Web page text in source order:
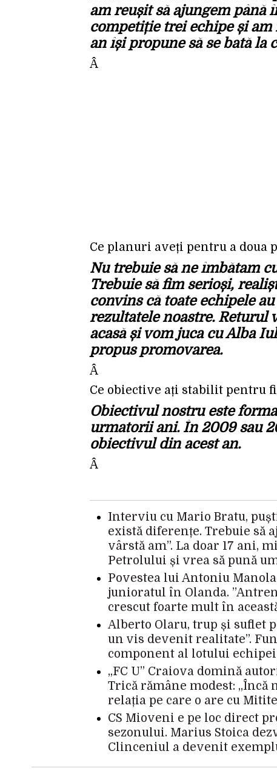
am reușit să ajungem până
competiție trei echipe și
an își propune să se bată la
Â
Ce planuri aveți pentru a doua
Nu trebuie să ne îmbătam
Trebuie să fim serioși,
convins că toate echipele
rezultatele noastre. Returul
acasă și vom juca cu Alba
propus promovarea.
Â
Ce obiective ați stabilit pentru
Obiectivul nostru este
urmatorii ani. În 2009 sau
obiectivul din acest an.
Â
Interviu cu Mario Bratu,
există diferențe. Trebuie să
vârstă am”. La doar 17 ani,
Petrolului și vrea să pună
Povestea lui Antoniu
junioratul în Olanda.
crescut foarte mult în
Alberto Olaru, trup și suflet
un vis devenit realitate”.
component al lotului
„FC U” Craiova domină
Trică rămâne modest: „Încă
relația pe care o are cu
CS Mioveni e pe loc direct
sezonului. Marius Stoica
Clinceniul a devenit